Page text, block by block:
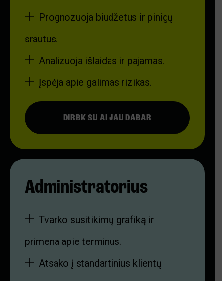
Prognozuoja biudžetus ir pinigų
srautus.
Analizuoja išlaidas ir pajamas.
Įspėja apie galimas rizikas.
DIRBK SU AI JAU DABAR
Administratorius
Tvarko susitikimų grafiką ir
primena apie terminus.
Atsako į standartinius klientų